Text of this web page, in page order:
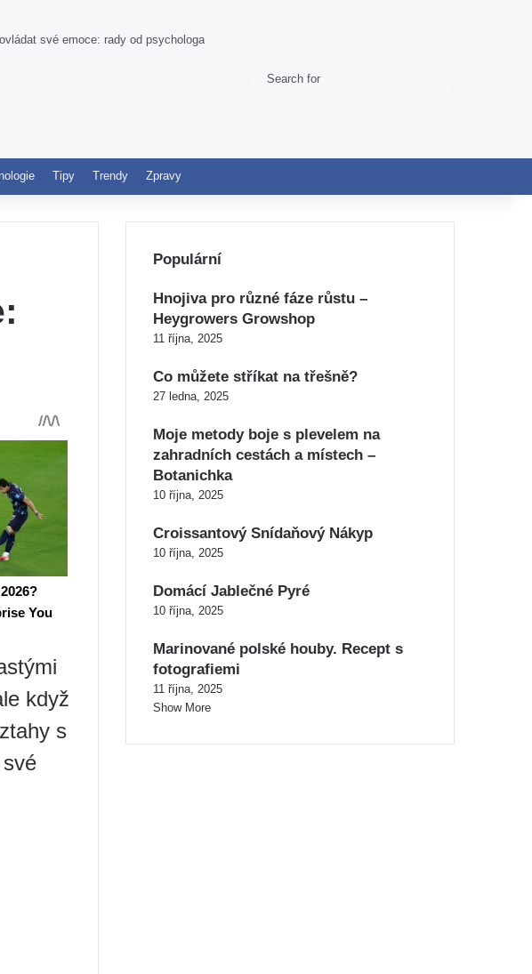
své emoce: rady od psychologa
Switch skin
Tipy Trendy Zpravy
když
s
Populární
Hnojiva pro různé fáze růstu –
Heygrowers Growshop
11 října, 2025
Co můžete stříkat na třešně?
27 ledna, 2025
Moje metody boje s plevelem na
zahradních cestách a místech –
Botanichka
10 října, 2025
Croissantový Snídaňový Nákyp
10 října, 2025
Domácí Jablečné Pyré
10 října, 2025
Marinované polské houby. Recept s
fotografiemi
11 října, 2025
Show More